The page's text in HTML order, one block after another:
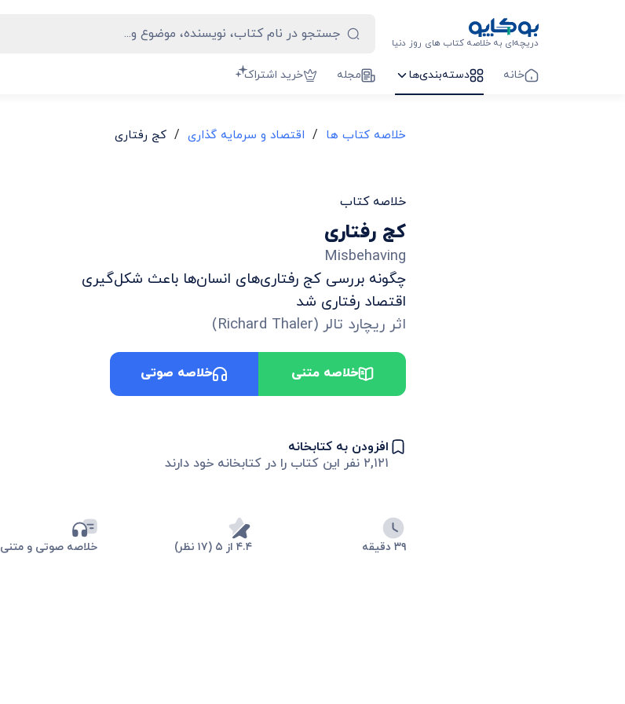
دریچه‌ای به خلاصه کتاب های روز دنیا
خانه دسته‌بندی‌ها مجله خرید اشتراک
خلاصه کتاب ها / اقتصاد و سرمایه گذاری / کج رفتاری
خلاصه کتاب
کج رفتاری
Misbehaving
چگونه بررسی کج رفتاری‌های انسان‌‌ها باعث شکل‌گیری
اقتصاد رفتاری شد
اثر ریچارد تالر (
Richard Thaler
)
خلاصه متنی خلاصه صوتی
افزودن به کتابخانه
۲,۱۲۱ نفر این کتاب را در کتابخانه خود دارند
۳۹ دقیقه ۴.۴ از ۵ (۱۷ نظر) خلاصه صوتی و متنی